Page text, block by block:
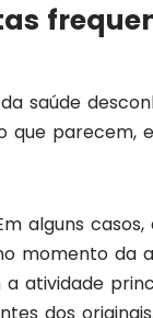
saúde
que
alguns
momento da
atividade